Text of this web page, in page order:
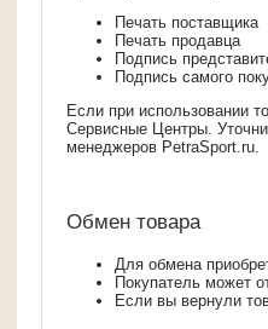
Печать поставщика
Печать продавца
Подпись
Подпись самого
Если при использовании
Сервисные Центры.
менеджеров PetraSport.ru.
Обмен товара
Для обмена
Покупатель может
Если вы вернули